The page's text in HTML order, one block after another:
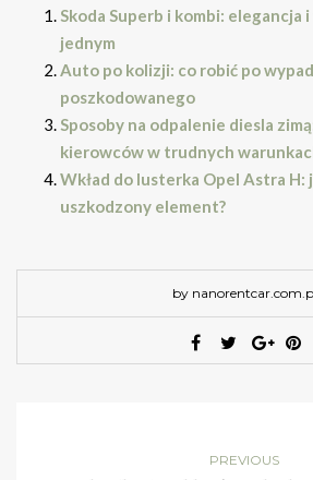
Skoda Superb i kombi: elegancja
jednym
Auto po kolizji: co robić po
poszkodowanego
Sposoby na odpalenie diesla
kierowców w trudnych
Wkład do lusterka Opel Astra H:
uszkodzony element?
by
PREVIOUS